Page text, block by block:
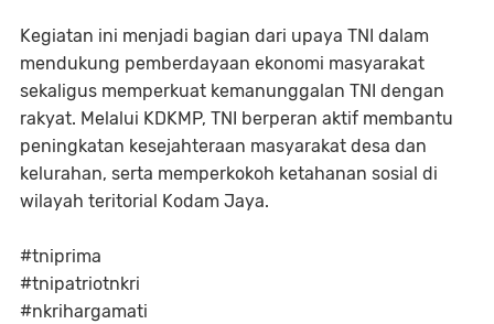
Kegiatan ini menjadi bagian dari upaya TNI dalam
mendukung pemberdayaan ekonomi masyarakat
sekaligus memperkuat kemanunggalan TNI dengan
rakyat. Melalui KDKMP, TNI berperan aktif membantu
peningkatan kesejahteraan masyarakat desa dan
kelurahan, serta memperkokoh ketahanan sosial di
wilayah teritorial Kodam Jaya.
#tniprima
#tnipatriotnkri
#nkrihargamati